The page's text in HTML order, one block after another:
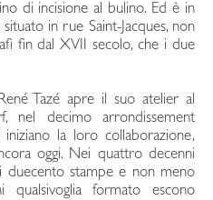
di incisione al bulino. Ed è in
in rue Saint-Jacques, non
fin dal XVII secolo, che i due
Tazé apre il suo atelier al
decimo arrondissement
iniziano la loro collaborazione,
oggi. Nei quattro decenni
stampe e non meno
formato escono